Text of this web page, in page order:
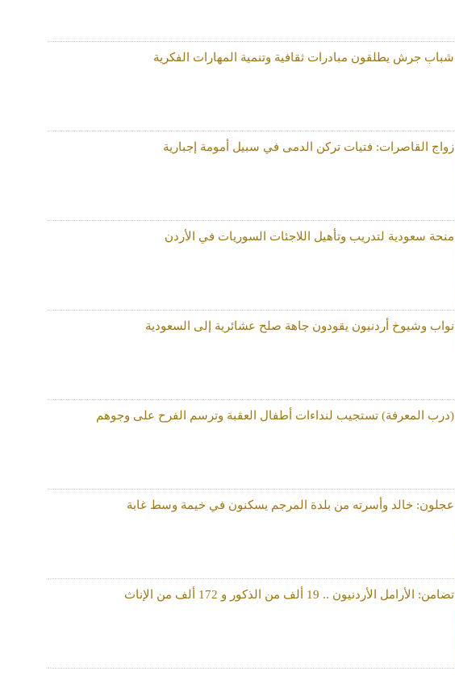
شباب جرش يطلقون مبادرات ثقافية وتنمية المهارات الفكرية
زواج القاصرات: فتيات تركن الدمى في سبيل أمومة إجبارية
منحة سعودية لتدريب وتأهيل اللاجئات السوريات في الأردن
نواب وشيوخ أردنيون يقودون جاهة صلح عشائرية إلى السعودية
(درب المعرفة) تستجيب لنداءات أطفال العقبة وترسم الفرح على وجوهم
عجلون: خالد وأسرته من بلدة المرجم يسكنون في خيمة وسط غابة
تضامن: الأرامل الأردنيون .. 19 ألف من الذكور و 172 ألف من الإناث